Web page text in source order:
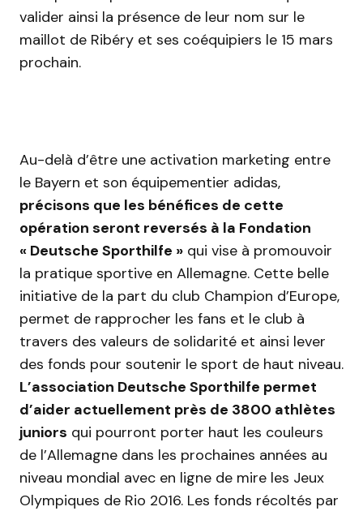
valider ainsi la présence de leur nom sur le
maillot de Ribéry et ses coéquipiers le 15 mars
prochain.
Au-delà d’être une activation marketing entre
le Bayern et son équipementier adidas,
précisons que les bénéfices de cette
opération seront reversés à la Fondation
« Deutsche Sporthilfe » qui vise à promouvoir
la pratique sportive en Allemagne. Cette belle
initiative de la part du club Champion d’Europe,
permet de rapprocher les fans et le club à
travers des valeurs de solidarité et ainsi lever
des fonds pour soutenir le sport de haut niveau.
L’association Deutsche Sporthilfe permet
d’aider actuellement près de 3800 athlètes
juniors qui pourront porter haut les couleurs
de l’Allemagne dans les prochaines années au
niveau mondial avec en ligne de mire les Jeux
Olympiques de Rio 2016. Les fonds récoltés par